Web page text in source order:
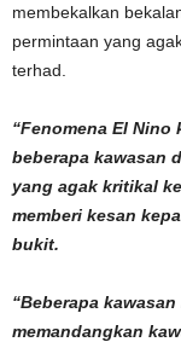
membekalkan
permintaan yang
terhad.
“Fenomena El Nino
beberapa kawasan
yang agak kritikal
memberi kesan
bukit.
“Beberapa
memandangkan